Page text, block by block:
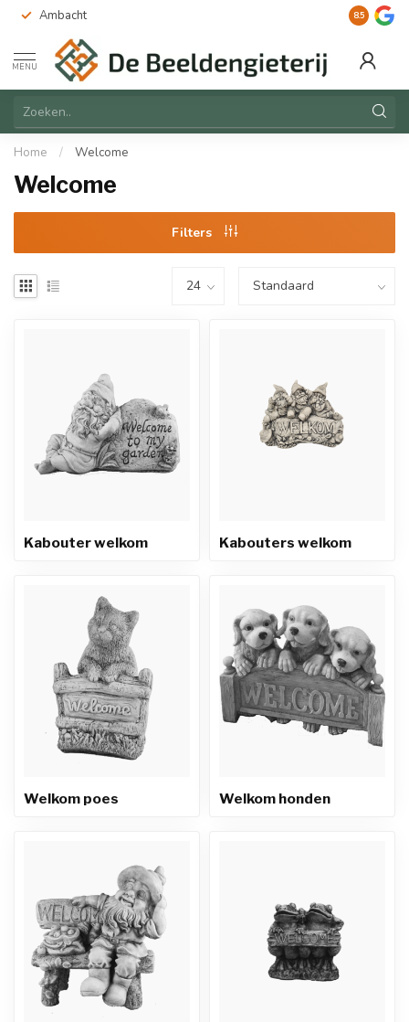
Ambacht Duurzaam
8.5
MENU
Home / Welcome
Welcome
Filters
Kabouter welkom Kabouters welkom
Welkom poes Welkom honden